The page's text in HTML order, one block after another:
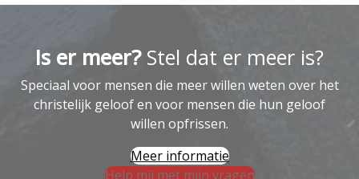
Is er meer?Stel dat er meer is?
Speciaal voor mensen die meer willen weten over het
christelijk geloof en voor mensen die hun geloof
willen opfrissen.
Meer informatie
Help mij met mijn vragen